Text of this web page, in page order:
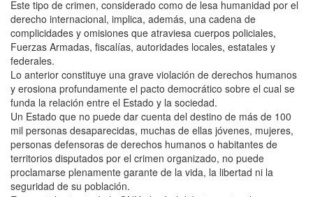
Este tipo de crimen, considerado como de lesa humanidad por el
derecho internacional, implica, además, una cadena de
complicidades y omisiones que atraviesa cuerpos policiales,
Fuerzas Armadas, fiscalías, autoridades locales, estatales y
federales.
Lo anterior constituye una grave violación de derechos humanos
y erosiona profundamente el pacto democrático sobre el cual se
funda la relación entre el Estado y la sociedad.
Un Estado que no puede dar cuenta del destino de más de 100
mil personas desaparecidas, muchas de ellas jóvenes, mujeres,
personas defensoras de derechos humanos o habitantes de
territorios disputados por el crimen organizado, no puede
proclamarse plenamente garante de la vida, la libertad ni la
seguridad de su población.